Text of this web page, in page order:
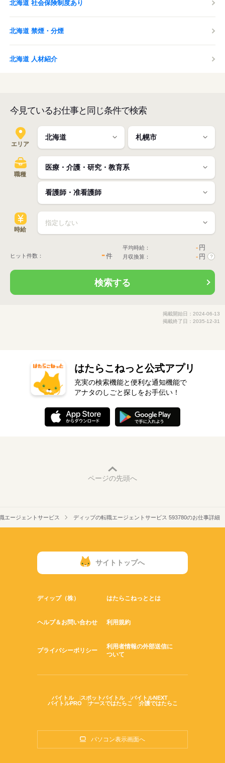
北海道 社会保険制度あり
北海道 禁煙・分煙
北海道 人材紹介
今見ているお仕事と同じ条件で検索
エリア
職種
時給
ヒット件数： -件
平均時給： - 円
月収換算： - 円 ?
検索する
掲載開始日：2024-06-13
掲載終了日：2035-12-31
はたらこねっと公式アプリ
充実の検索機能と便利な通知機能で
アナタのしごと探しをお手伝い！
ページの先頭へ
エージェントサービス ディップの転職エージェントサービス 593780のお仕事詳細
サイトトップへ
ディップ（株） はたらこねっととは
ヘルプ＆お問い合わせ 利用規約
プライバシーポリシー
利用者情報の外部送信に
ついて
バイトル スポットバイトル
バイトルNEXT
バイトルPRO
ナースではたらこ 介護ではたらこ
パソコン表示画面へ